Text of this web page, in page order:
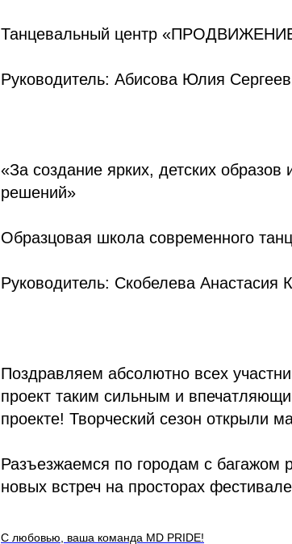
Танцевальный центр
Руководитель: Абисова Юлия
«За создание ярких, детских образов
решений»
Образцовая школа современного
Руководитель: Скобелева Анастасия
Поздравляем абсолютно всех
проект таким сильным и
проекте! Творческий сезон открыли
Разъезжаемся по городам с багажом
новых встреч на просторах
С любовью, ваша команда MD PRIDE!